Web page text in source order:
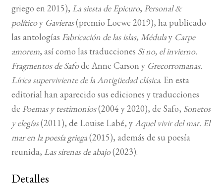
griego en 2015), La siesta de Epicuro, Personal &
políticoy Gavieras(premio Loewe 2019), ha publicado
las antologías Fabricación de las islas, Médulay Carpe
amorem, así como las traducciones Si no, el invierno.
Fragmentos de Safode Anne Carson y Grecorromanas.
Lírica superviviente de la Antigüedad clásica. En esta
editorial han aparecido sus ediciones y traducciones
de Poemas y testimonios(2004 y 2020), de Safo, Sonetos
y elegías(2011), de Louise Labé, yAquel vivir del mar. El
mar en la poesía griega(2015), además de su poesía
reunida, Las sirenas de abajo(2023).
Detalles